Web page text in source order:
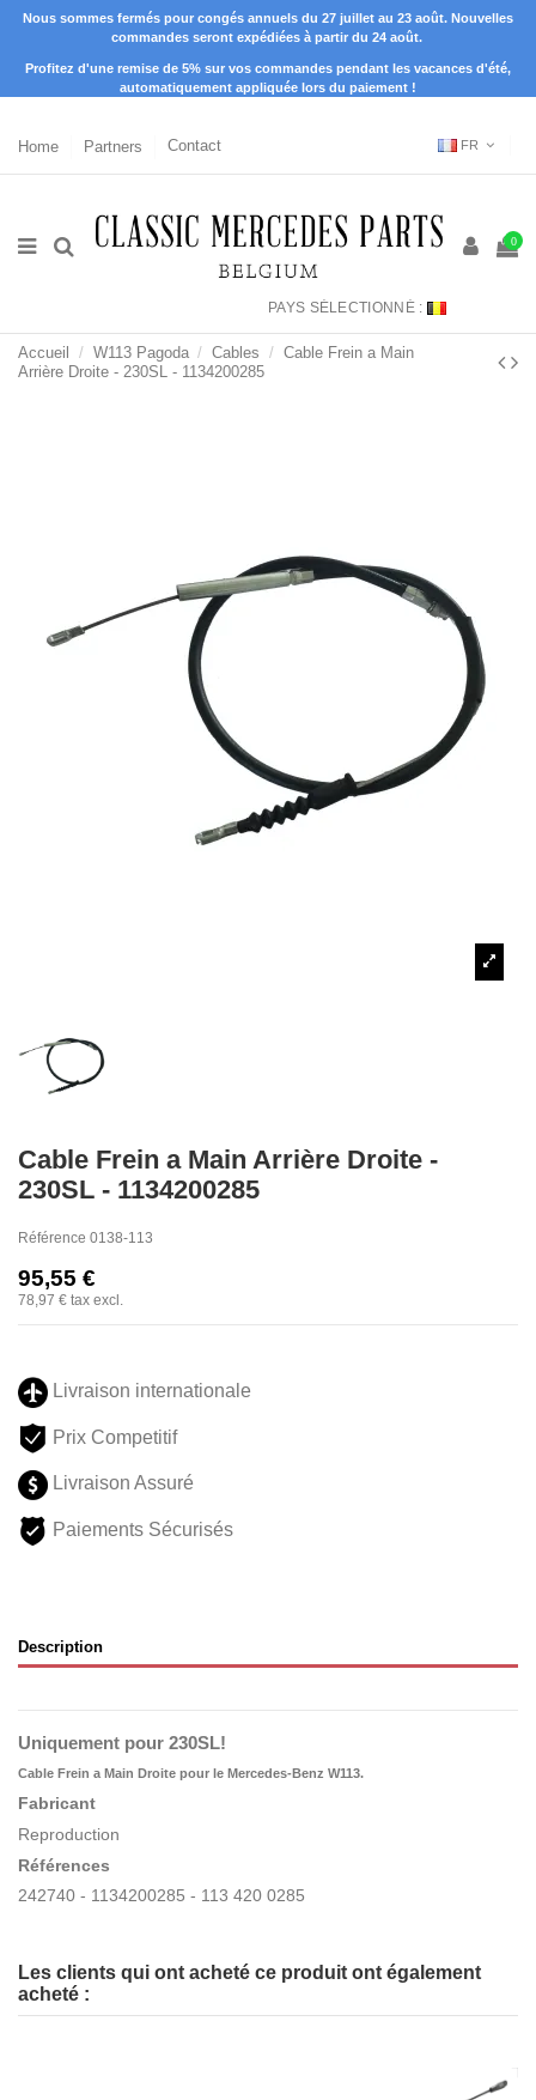
Nous sommes fermés pour congés annuels du 27 juillet au 23 août. Nouvelles
commandes seront expédiées à partir du 24 août.
Profitez d'une remise de 5% sur vos commandes pendant les vacances d'été,
automatiquement appliquée lors du paiement !
Home Partners Contact FR
0
PAYS SÉLECTIONNÉ :
Accueil W113 Pagoda Cables
Cable Frein a Main
Arrière Droite - 230SL - 1134200285
Cable Frein a Main Arrière Droite -
230SL - 1134200285
Référence 0138-113
95,55 €
78,97 € tax excl.
Livraison internationale
Prix Competitif
Livraison Assuré
Paiements Sécurisés
Description
Uniquement pour 230SL!
Cable Frein a Main Droite pour le Mercedes-Benz W113.
Fabricant
Reproduction
Références
242740 - 1134200285 - 113 420 0285
Les clients qui ont acheté ce produit ont également
acheté :